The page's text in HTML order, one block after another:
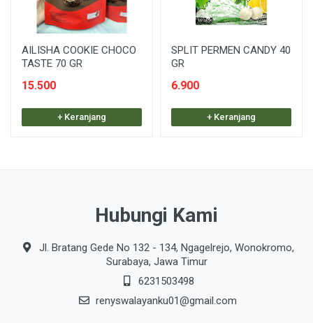
AILISHA COOKIE CHOCO
TASTE 70 GR
15.500
+ Keranjang
SPLIT PERMEN CANDY 40
GR
6.900
+ Keranjang
Hubungi Kami
Jl. Bratang Gede No 132 - 134, Ngagelrejo, Wonokromo,
Surabaya, Jawa Timur
6231503498
renyswalayanku01@gmail.com